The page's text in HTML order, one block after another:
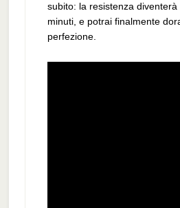
subito: la resistenza
minuti, e potrai finalmente
perfezione.